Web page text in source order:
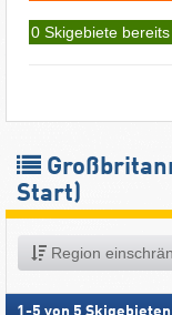
0 Skigebiete
Start)
Region
1 -5 von 5 Skigebieten